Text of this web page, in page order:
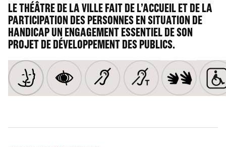
LE THÉÂTRE DE LA VILLE FAIT DE L’ACCUEIL ET DE LA
PARTICIPATION DES PERSONNES EN SITUATION DE
HANDICAP UN ENGAGEMENT ESSENTIEL DE SON
PROJET DE DÉVELOPPEMENT DES PUBLICS.